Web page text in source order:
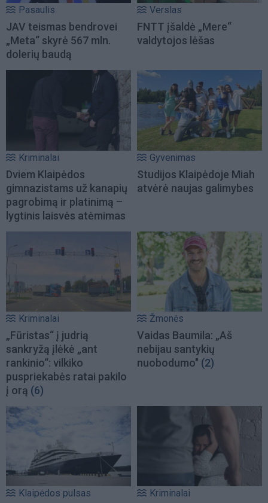
Pasaulis
JAV teismas bendrovei
„Meta“ skyrė 567 mln.
dolerių baudą
Verslas
FNTT įšaldė „Mere“
valdytojos lėšas
Kriminalai
Dviem Klaipėdos
gimnazistams už kanapių
pagrobimą ir platinimą –
lygtinis laisvės atėmimas
Gyvenimas
Studijos Klaipėdoje Miah
atvėrė naujas galimybes
Kriminalai
„Fūristas“ į judrią
sankryžą įlėkė „ant
rankinio“: vilkiko
puspriekabės ratai pakilo
į orą (6)
Žmonės
Vaidas Baumila: „Aš
nebijau santykių
nuobodumo" (2)
Klaipėdos pulsas Kriminalai